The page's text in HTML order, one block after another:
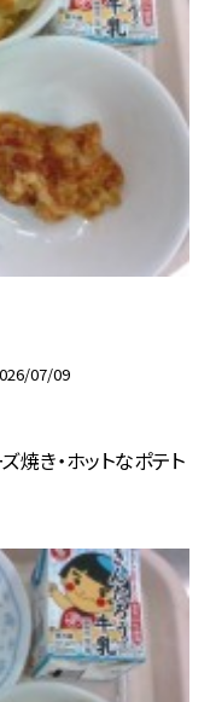
07/09
焼き・ホットなポテト